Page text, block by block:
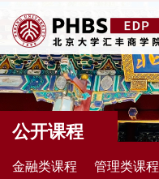
公开课程
金融类课程 管理类课程